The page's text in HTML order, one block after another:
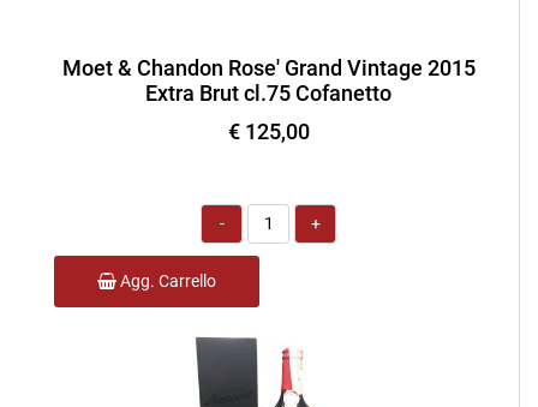
Moet & Chandon Rose' Grand Vintage 2015
Extra Brut cl.75 Cofanetto
€ 125,00
Quantità
Agg. Carrello